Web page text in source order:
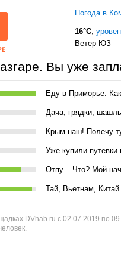
Погода в
16°C,
Ветер ЮЗ
Вы уже
Еду в Приморье.
Дача, грядки,
Крым наш! Полечу
Уже купили путевки
Отпу... Что? Мой
Тай, Вьетнам,
DVhab.ru с 02.07.2019 по